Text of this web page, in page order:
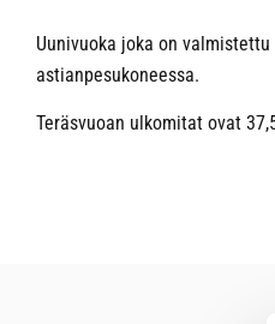
Uunivuoka joka on
astianpesukoneessa.
Teräsvuoan ulkomitat ovat